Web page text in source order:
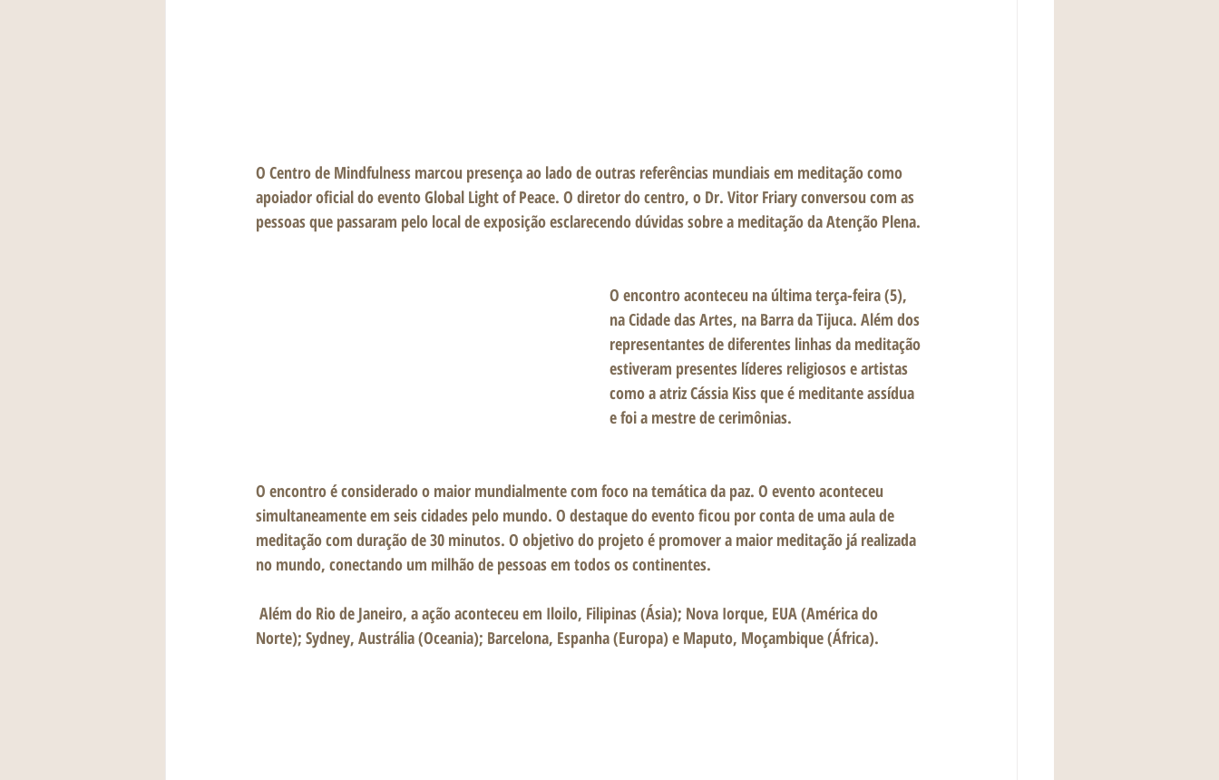
O Centro de Mindfulness marcou presença ao lado de outras referências mundiais em meditação como
apoiador oficial do evento Global Light of Peace. O diretor do centro, o Dr. Vitor Friary conversou com as
pessoas que passaram pelo local de exposição esclarecendo dúvidas sobre a meditação da Atenção Plena.
O encontro aconteceu na última terça-feira (5),
na Cidade das Artes, na Barra da Tijuca. Além dos
representantes de diferentes linhas da meditação
estiveram presentes líderes religiosos e artistas
como a atriz Cássia Kiss que é meditante assídua
e foi a mestre de cerimônias.
O encontro é considerado o maior mundialmente com foco na temática da paz. O evento aconteceu
simultaneamente em seis cidades pelo mundo. O destaque do evento ficou por conta de uma aula de
meditação com duração de 30 minutos. O objetivo do projeto é promover a maior meditação já realizada
no mundo, conectando um milhão de pessoas em todos os continentes.
Norte); Sydney, Austrália (Oceania); Barcelona, Espanha (Europa) e Maputo, Moçambique (África).